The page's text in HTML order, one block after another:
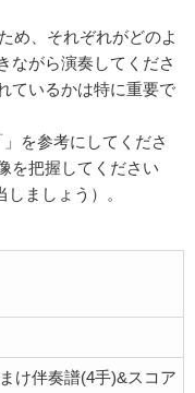
め、それぞれがどのよ
ながら演奏してくださ
ているかは特に重要で
を参考にしてくださ
を把握してください
ましょう）。
け伴奏譜(4手)&スコア